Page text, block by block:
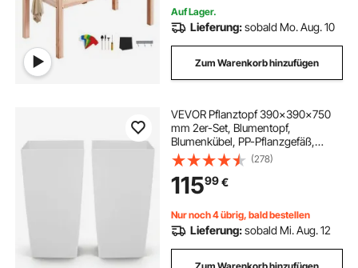
Auf Lager.
Lieferung:sobald Mo. Aug. 10
Zum Warenkorb hinzufügen
VEVOR Pflanztopf 390x390x750
mm 2er-Set, Blumentopf,
Blumenkübel, PP-Pflanzgefäß,
Planzkübel, Pflanzkasten mit
Innentopf & Abflusslöchern,
Geeignet für Zimmer- &
Gartenpflanzen, Weiß
(278)
11599€
Nur noch 4 übrig, bald bestellen
Lieferung:sobald Mi. Aug. 12